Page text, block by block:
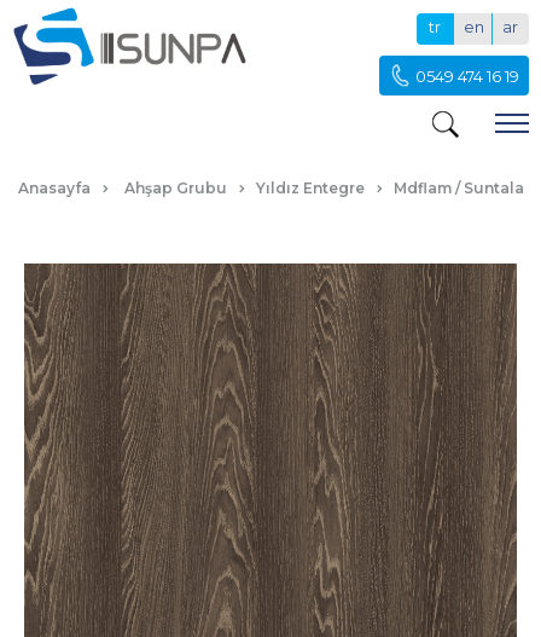
tr en ar
0549 474 16 19
Anasayfa Ahşap Grubu Yıldız Entegre Mdflam / Suntalam